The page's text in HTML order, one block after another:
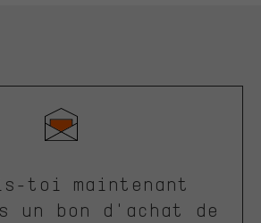
toi maintenant
un bon d'achat de